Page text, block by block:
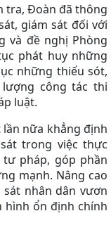
tra, Đoàn đã thông
giám sát đối với
và đề nghị Phòng
phát huy những
những thiếu sót,
công tác thi
luật.
nữa khẳng định
trong việc thực
pháp, góp phần
mạnh. Nâng cao
nhân dân vươn
ổn định chính